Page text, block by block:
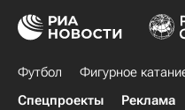
Футбол Фигурное
Спецпроекты
Реклама